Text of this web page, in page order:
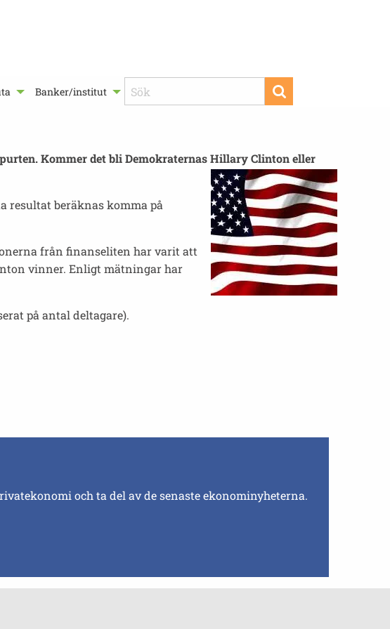
Banker/institut
Kommer det bli Demokraternas Hillary Clinton eller
resultat beräknas komma på
från finanseliten har varit att
vinner. Enligt mätningar har
på antal deltagare).
och ta del av de senaste ekonominyheterna.